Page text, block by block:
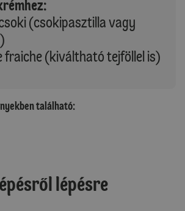
(csokipasztilla vagy
fraiche (kiváltható tejföllel is)
található:
lépésre